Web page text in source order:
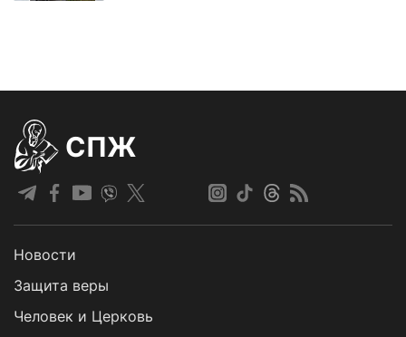
СПЖ
Новости
Защита веры
Человек и Церковь